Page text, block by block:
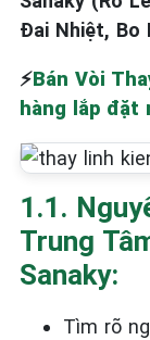
Đai Nhiệt, Bo
⚡Bán Vòi
hàng lắp đặt
1.1.
Trung
Sanaky:
Tìm rõ